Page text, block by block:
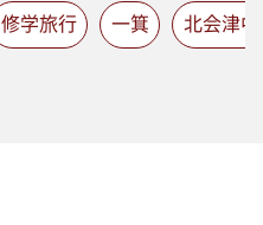
修学旅行 一箕 北会津中